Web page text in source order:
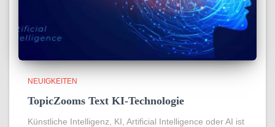
NEUIGKEITEN
TopicZooms Text KI-Technologie
Künstliche Intelligenz, KI, Artificial Intelligence oder AI ist